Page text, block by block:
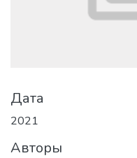
Дата
2021
Авторы